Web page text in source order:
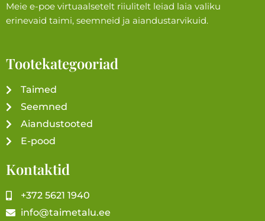
Meie e-poe virtuaalsetelt riiulitelt leiad laia valiku
erinevaid taimi, seemneid ja aiandustarvikuid.
Tootekategooriad
Taimed
Seemned
Aiandustooted
E-pood
Kontaktid
+372 5621 1940
info@taimetalu.ee